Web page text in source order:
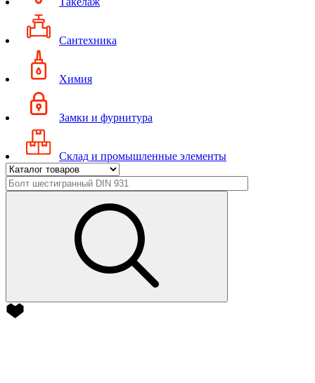
Сантехника
Химия
Замки и фурнитура
Склад и промышленные элементы